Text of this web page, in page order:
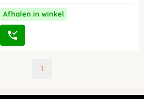
Afhalen in winkel
1